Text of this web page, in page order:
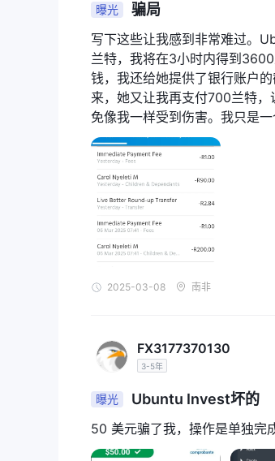
忧。缺乏透明度以及有关交易条件
并仔细评估所涉及的风险 Ubuntu
市场工具
Ubuntu Invest提供多种市场工具，
上访问安全交易平台来进行外汇交
大宗商品。然而，交易者在做出任
情况并实施风险管理策略，交易者
账户类型
Ubuntu Invest提供四种类型的交
Ubuntu精简版
：Ubuntu Lite 交
点差、1:500 杠杆以及即时存款和
具、内部交易员的市场分析、超低
计。它提供 Ubuntu Prime 的所有
它还提供在线培训、网络研讨会访
免费黑色：Ubuntu Black 帐户是精
查询伊斯兰教法账户。
曝光 骗局
写下这些让我感到非常难过。
兰特，我将在3小时内得到
钱，我还给她提供了银行账户
来，她又让我再支付700兰特
免像我一样受到伤害。我只是
却愿意从别人身上榨干最后一
2025-03-08 南非
FX3177370130
3-5年
曝光 Ubuntu Invest坏的
50 美元骗了我，操作是单独完